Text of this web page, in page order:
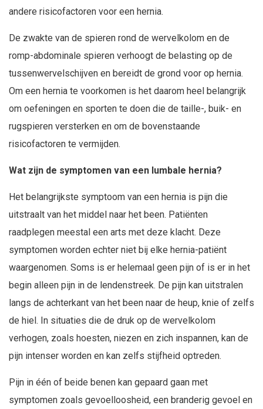
andere risicofactoren voor een hernia.
De zwakte van de spieren rond de wervelkolom en de
romp-abdominale spieren verhoogt de belasting op de
tussenwervelschijven en bereidt de grond voor op hernia.
Om een hernia te voorkomen is het daarom heel belangrijk
om oefeningen en sporten te doen die de taille-, buik- en
rugspieren versterken en om de bovenstaande
risicofactoren te vermijden.
Wat zijn de symptomen van een lumbale hernia?
Het belangrijkste symptoom van een hernia is pijn die
uitstraalt van het middel naar het been. Patiënten
raadplegen meestal een arts met deze klacht. Deze
symptomen worden echter niet bij elke hernia-patiënt
waargenomen. Soms is er helemaal geen pijn of is er in het
begin alleen pijn in de lendenstreek. De pijn kan uitstralen
langs de achterkant van het been naar de heup, knie of zelfs
de hiel. In situaties die de druk op de wervelkolom
verhogen, zoals hoesten, niezen en zich inspannen, kan de
pijn intenser worden en kan zelfs stijfheid optreden.
Pijn in één of beide benen kan gepaard gaan met
symptomen zoals gevoelloosheid, een branderig gevoel en